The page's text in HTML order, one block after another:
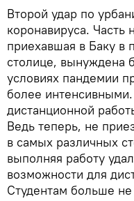
Второй удар по
коронавируса. Часть
приехавшая в Баку в
столице, вынуждена
условиях пандемии
более
дистанционной
Ведь теперь, не
в самых различных
выполняя работу
возможности для
Студентам больше не